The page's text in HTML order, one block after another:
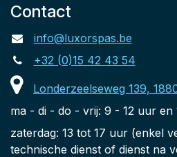
Contact
info@luxorspas.be
+32 (0)15 42 43 54
Londerzeelseweg 139,
ma - di - do - vrij: 9 - 12 uur en
zaterdag: 13 tot 17 uur (enkel
technische dienst of dienst na